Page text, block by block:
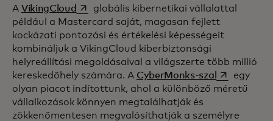
A VikingCloudopens in a new tab
globális kibernetikai vállalattal
például a Mastercard saját, magasan fejlett
kockázati pontozási és értékelési képességeit
kombináljuk a VikingCloud kiberbiztonsági
helyreállítási megoldásaival a világszerte több millió
kereskedőhely számára. A CyberMonks-szal opens in a
egy
olyan piacot indítottunk, ahol a különböző méretű
vállalkozások könnyen megtalálhatják és
zökkenőmentesen megvalósíthatják a személyre